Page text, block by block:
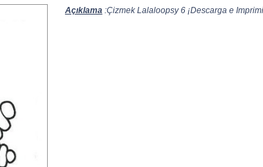
Açıklama:Çizmek Lalaloopsy 6 ¡Descarga e